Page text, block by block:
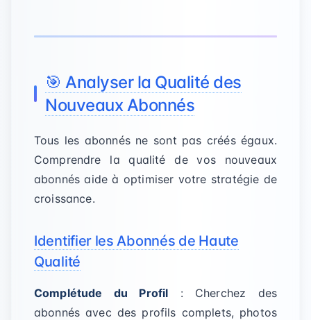
🎯 Analyser la Qualité des
Nouveaux Abonnés
Tous les abonnés ne sont pas créés égaux.
Comprendre la qualité de vos nouveaux
abonnés aide à optimiser votre stratégie de
croissance.
Identifier les Abonnés de Haute
Qualité
Complétude du Profil : Cherchez des
abonnés avec des profils complets, photos